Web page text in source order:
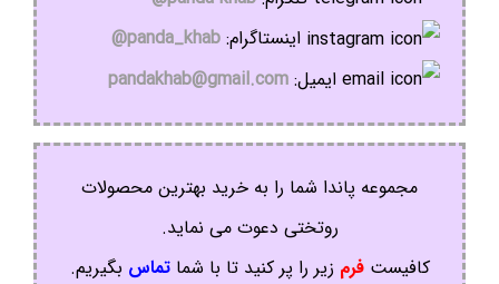
اینستاگرام: panda_khab@
ایمیل: pandakhab@gmail.com
مجموعه پاندا شما را به خرید بهترین محصولات
روتختی دعوت می نماید.
کافیستفرم زیر را پر کنید تا با شماتماس بگیریم.